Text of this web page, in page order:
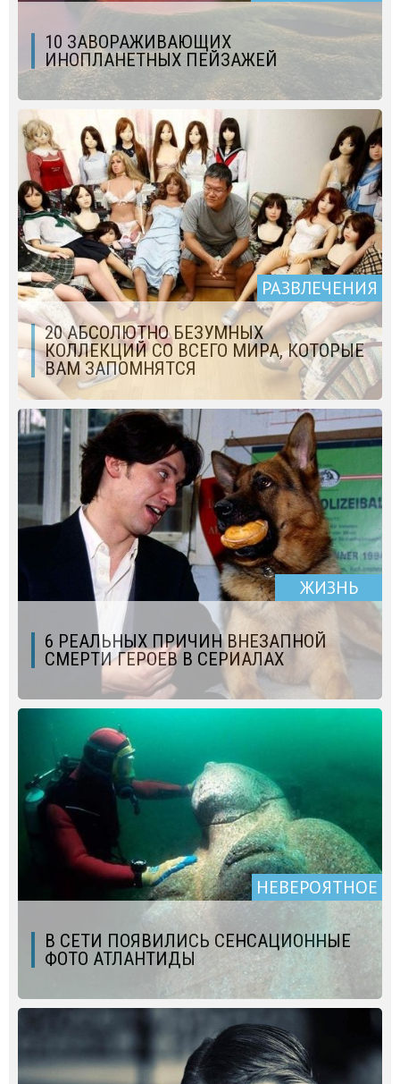
10 ЗАВОРАЖИВАЮЩИХ
ИНОПЛАНЕТНЫХ ПЕЙЗАЖЕЙ
РАЗВЛЕЧЕНИЯ
20 АБСОЛЮТНО БЕЗУМНЫХ
КОЛЛЕКЦИЙ СО ВСЕГО МИРА, КОТОРЫЕ
ВАМ ЗАПОМНЯТСЯ
ЖИЗНЬ
6 РЕАЛЬНЫХ ПРИЧИН ВНЕЗАПНОЙ
СМЕРТИ ГЕРОЕВ В СЕРИАЛАХ
НЕВЕРОЯТНОЕ
В СЕТИ ПОЯВИЛИСЬ СЕНСАЦИОННЫЕ
ФОТО АТЛАНТИДЫ